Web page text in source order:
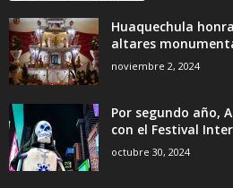
Huaquechula
altares
noviembre 2, 2024
Por segundo año,
con el Festival
octubre 30, 2024